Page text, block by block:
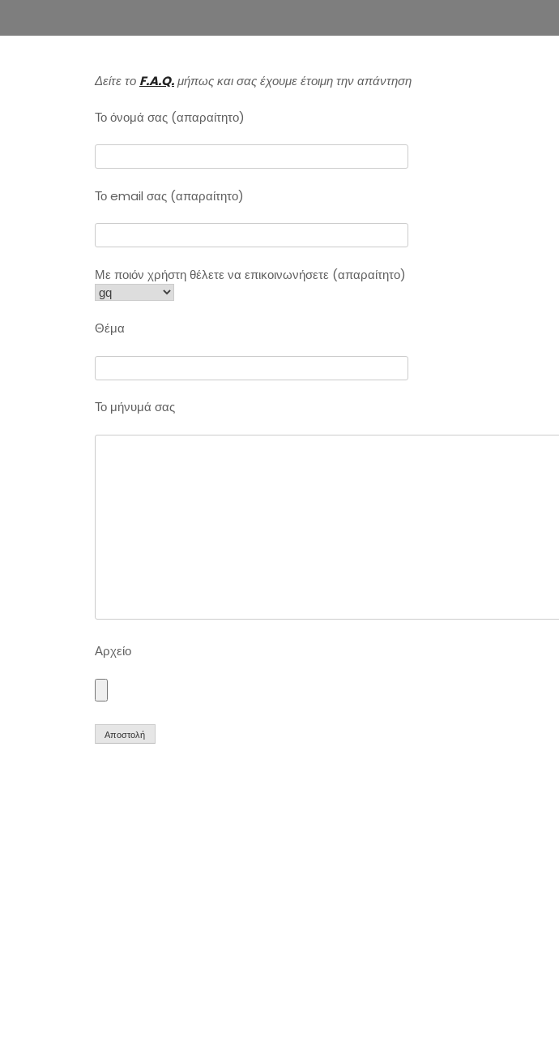
Δείτε το F.A.Q.μήπως και σας έχουμε έτοιμη την απάντηση
Το όνομά σας (απαραίτητο)
Το email σας (απαραίτητο)
Με ποιόν χρήστη θέλετε να επικοινωνήσετε (απαραίτητο)
Θέμα
Το μήνυμά σας
Αρχείο